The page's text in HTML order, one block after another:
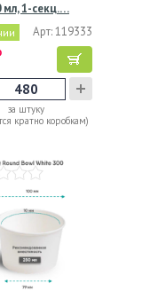
мл, 1-секц.…
Арт: 119333
за штуку
кратно коробкам)